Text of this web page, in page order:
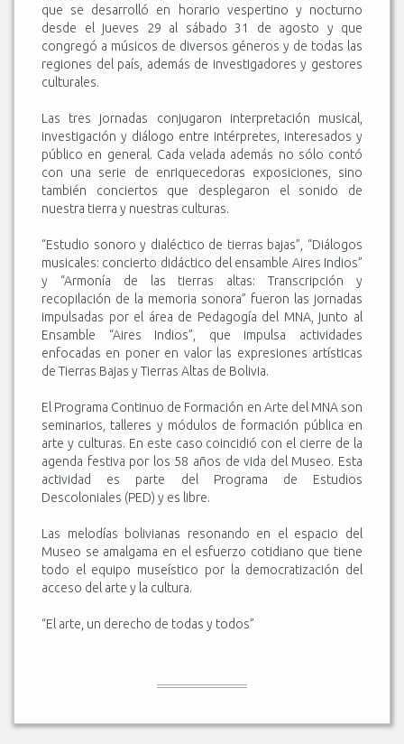
que se desarrolló en horario vespertino y nocturno
desde el jueves 29 al sábado 31 de agosto y que
congregó a músicos de diversos géneros y de todas las
regiones del país, además de investigadores y gestores
culturales.
Las tres jornadas conjugaron interpretación musical,
investigación y diálogo entre intérpretes, interesados y
público en general. Cada velada además no sólo contó
con una serie de enriquecedoras exposiciones, sino
también conciertos que desplegaron el sonido de
nuestra tierra y nuestras culturas.
“Estudio sonoro y dialéctico de tierras bajas”, “Diálogos
musicales: concierto didáctico del ensamble Aires Indios”
y “Armonía de las tierras altas: Transcripción y
recopilación de la memoria sonora” fueron las jornadas
impulsadas por el área de Pedagogía del MNA, junto al
Ensamble “Aires Indios”, que impulsa actividades
enfocadas en poner en valor las expresiones artísticas
de Tierras Bajas y Tierras Altas de Bolivia.
El Programa Continuo de Formación en Arte del MNA son
seminarios, talleres y módulos de formación pública en
arte y culturas. En este caso coincidió con el cierre de la
agenda festiva por los 58 años de vida del Museo. Esta
actividad es parte del Programa de Estudios
Descoloniales (PED) y es libre.
Las melodías bolivianas resonando en el espacio del
Museo se amalgama en el esfuerzo cotidiano que tiene
todo el equipo museístico por la democratización del
acceso del arte y la cultura.
“El arte, un derecho de todas y todos”